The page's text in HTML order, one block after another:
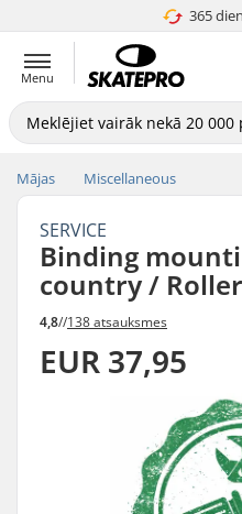
365
Menu
Mājas Miscellaneous
SERVICE
Binding
country /
4,8//138 atsauksmes
EUR 37,95